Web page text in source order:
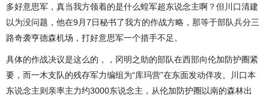
多好意思军，真当我方领着的是什么蝗军超东说念主啊？但川口清建
以为没问题，他在9月7日秘书了我方的作战方略，那等于部队兵分三
路奇袭亨德森机场，打好意思军一个措手不足。
具体的作战决议是这么的，，冈明之助的部队在西部向伦加防护圈紧
要，而一木支队的残存军力编组为“库玛营”在东面发动佯攻。川口本
东说念主则亲率主力约3000东说念主，从伦加防护圈以南的森林出